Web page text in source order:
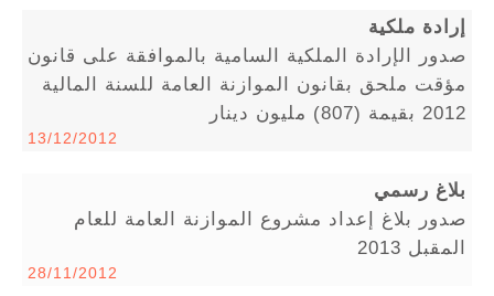
إرادة ملكية
صدور الإرادة الملكية السامية بالموافقة على قانون
مؤقت ملحق بقانون الموازنة العامة للسنة المالية
2012 بقيمة (807) مليون دينار
13/12/2012
بلاغ رسمي
صدور بلاغ إعداد مشروع الموازنة العامة للعام
المقبل 2013
28/11/2012